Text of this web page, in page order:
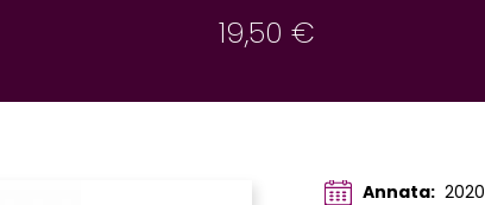
19,50 €
Annata: 2020